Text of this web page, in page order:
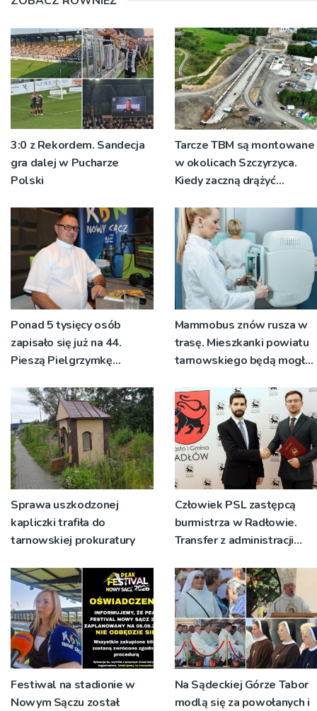
3:0 z Rekordem. Sandecja
gra dalej w Pucharze
Polski
Tarcze TBM są montowane
w okolicach Szczyrzyca.
Kiedy zaczną drążyć
Ponad 5 tysięcy osób
zapisało się już na 44.
Pieszą Pielgrzymkę
Mammobus znów rusza w
trasę. Mieszkanki powiatu
tarnowskiego będą mogły
badania
Sprawa uszkodzonej
kapliczki trafiła do
tarnowskiej prokuratury
Człowiek PSL zastępcą
burmistrza w Radłowie.
Transfer z administracji
samorządowej
Festiwal na stadionie w
Nowym Sączu został
Na Sądeckiej Górze Tabor
modlą się za powołanych i